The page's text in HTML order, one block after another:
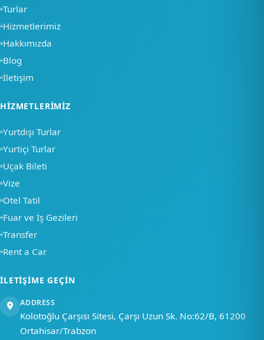
Turlar
Hizmetlerimiz
Hakkımızda
Blog
İletişim
HIZMETLERIMIZ
Yurtdışı Turlar
Yurtiçi Turlar
Uçak Bileti
Vize
Otel Tatil
Fuar ve İş Gezileri
Transfer
Rent a Car
İLETIŞIME GEÇIN
ADDRESS
Kolotoğlu Çarşısı Sitesi, Çarşı Uzun Sk. No:62/B, 61200
Ortahisar/Trabzon
Merhaba, nasıl
yardımcı olabiliriz?